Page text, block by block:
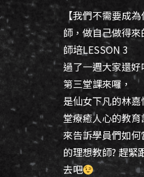
【我們不需要成
師，做自己做得
師培LESSON 3
過了一週大家還好
第三堂課來囉，
是仙女下凡的林
堂療癒人心的教育
來告訴學員們如
的理想教師? 趕緊
去吧